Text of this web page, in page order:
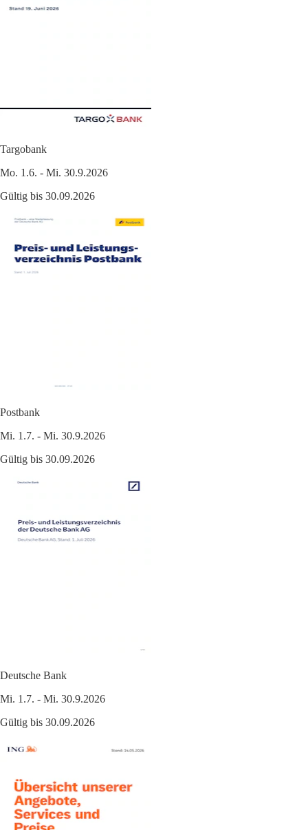
Targobank
Mo. 1.6. - Mi. 30.9.2026
Gültig bis 30.09.2026
Postbank
Mi. 1.7. - Mi. 30.9.2026
Gültig bis 30.09.2026
Deutsche Bank
Mi. 1.7. - Mi. 30.9.2026
Gültig bis 30.09.2026